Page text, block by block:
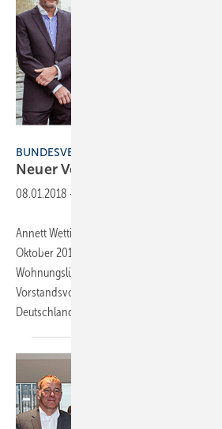
BUNDESVERBAND
NeuerVorstand
08.01.2018 -
Annett Wettig, Geschäftsführerin der
Oktober 2017 in den Vorstand des VfW –
Wohnungslüftung e. V. gewählt. Sie ist die
Vorstandsvorsitzenden Till Reine, Leiter
Deutschland. Außerdem gehören